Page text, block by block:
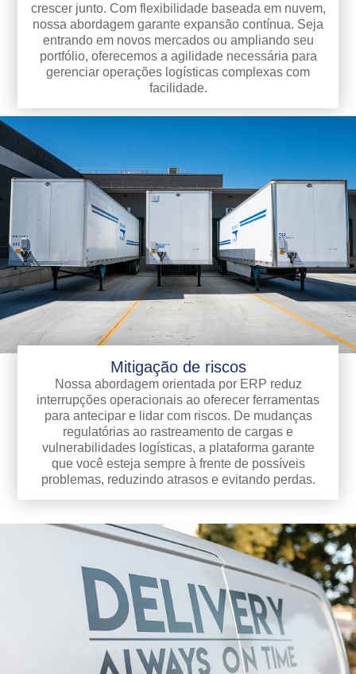
crescer junto. Com flexibilidade baseada em nuvem,
nossa abordagem garante expansão contínua. Seja
entrando em novos mercados ou ampliando seu
portfólio, oferecemos a agilidade necessária para
gerenciar operações logísticas complexas com
facilidade.
Mitigação de riscos
Nossa abordagem orientada por ERP reduz
interrupções operacionais ao oferecer ferramentas
para antecipar e lidar com riscos. De mudanças
regulatórias ao rastreamento de cargas e
vulnerabilidades logísticas, a plataforma garante
que você esteja sempre à frente de possíveis
problemas, reduzindo atrasos e evitando perdas.